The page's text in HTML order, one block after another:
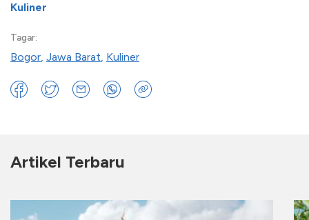
Kuliner
Tagar:
Bogor, Jawa Barat, Kuliner
Artikel Terbaru